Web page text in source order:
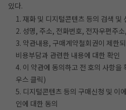
있다.
1. 재화 및 디지털콘텐츠 등의 검색 및
2. 성명, 주소, 전화번호, 전자우편주
3. 약관내용, 구매계약철회권이 제한
비용부담과 관련한 내용에 대한 확인
4. 이 약관에 동의하고 전 호의 사항
우스 클릭)
5. 디지털콘텐츠 등의 구매신청 및 이
인에 대한 동의